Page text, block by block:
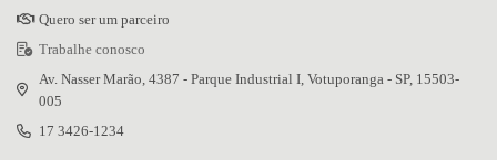
Quero ser um parceiro
Trabalhe conosco
Av. Nasser Marão, 4387 - Parque Industrial I, Votuporanga - SP, 15503-
005
17 3426-1234